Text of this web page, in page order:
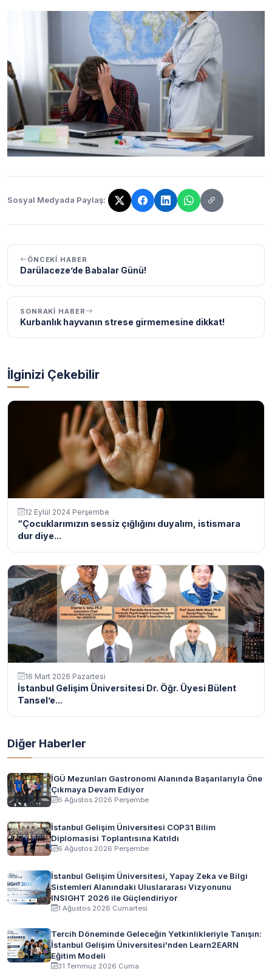
Sosyal Medyada Paylaş:
Bağlantı kopyalandı!
ÖNCEKI HABER
Darülaceze’de Babalar Günü!
SONRAKI HABER
Kurbanlık hayvanın strese girmemesine dikkat!
İlginizi Çekebilir
12 Eylül 2024 Perşembe
“Çocuklarımızın sessiz çığlığını duyalım, istismara
dur diye...
16 Mart 2026 Pazartesi
İstanbul Gelişim Üniversitesi Dr. Öğr. Üyesi Bülent
Tansel’e...
Diğer Haberler
İGÜ Mezunları Gastronomi Alanında Başarılarıyla Öne
Çıkmaya Devam Ediyor
6 Ağustos 2026 Perşembe
İstanbul Gelişim Üniversitesi COP31 Bilim
Diplomasisi Toplantısına Katıldı
6 Ağustos 2026 Perşembe
İstanbul Gelişim Üniversitesi, Yapay Zeka ve Bilgi
Sistemleri Alanındaki Uluslararası Vizyonunu
INSIGHT 2026 ile Güçlendiriyor
1 Ağustos 2026 Cumartesi
Tercih Döneminde Geleceğin Yetkinlikleriyle Tanışın:
İstanbul Gelişim Üniversitesi'nden Learn2EARN
Eğitim Modeli
31 Temmuz 2026 Cuma